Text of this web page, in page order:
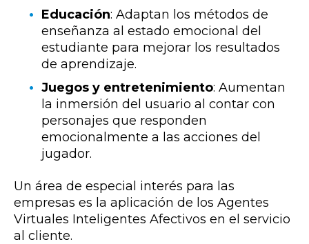
Educación: Adaptan los métodos de
enseñanza al estado emocional del
estudiante para mejorar los resultados
de aprendizaje.
Juegos y entretenimiento: Aumentan
la inmersión del usuario al contar con
personajes que responden
emocionalmente a las acciones del
jugador.
Un área de especial interés para las
empresas es la aplicación de los Agentes
Virtuales Inteligentes Afectivos en el servicio
al cliente.